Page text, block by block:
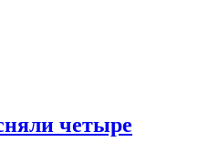
четыре